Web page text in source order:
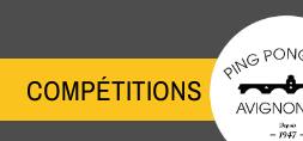
COMPÉTITIONS